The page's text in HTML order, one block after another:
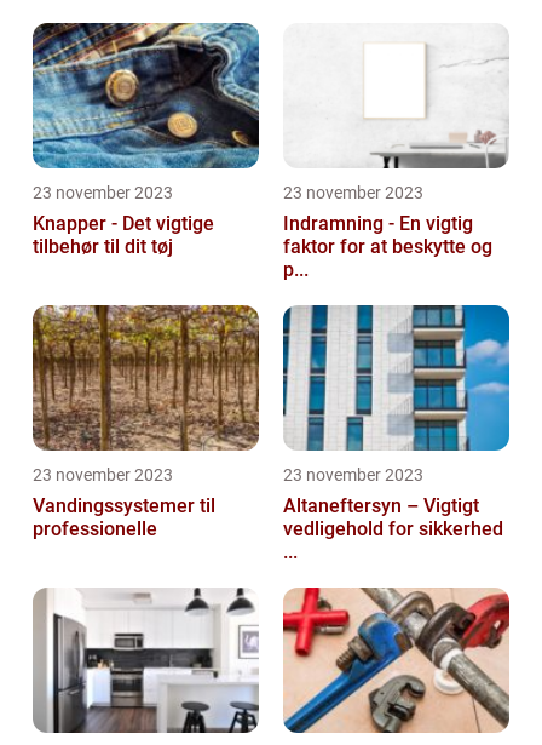
23 november 2023
Knapper - Det vigtige
tilbehør til dit tøj
23 november 2023
Indramning - En vigtig
faktor for at beskytte og
p...
23 november 2023
Vandingssystemer til
professionelle
23 november 2023
Altaneftersyn – Vigtigt
vedligehold for sikkerhed
...